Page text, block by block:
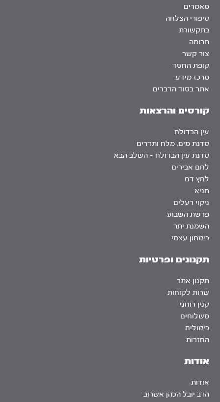
אודות
אודות
הרב יובל הכהן אשרוב
מאמרים
סיפורי הצלחה
בתקשורת
תרומה
צור קשר
קופת החסד
מרכז מידע
אתר בסוד הדברים
קורסים והרצאות
עין הבדולח
סדנת מים, מלח ותדרים
סדנת עין הבדולח – השלב הבא
לחם אבירים
לחץ דם
תניא
ניקוי רעלים
פרשת השבוע
השמנת יתר
ביטחון עצמי
תקנונים ופרטיות
תקנון אתר
שרות לקוחות
קנין רוחני
משלוחים
ביטולים
החזרות